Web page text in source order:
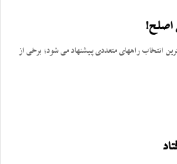
اصلح!
انتخاب راههای متعددی پیشنهاد می شود؛ برخی از